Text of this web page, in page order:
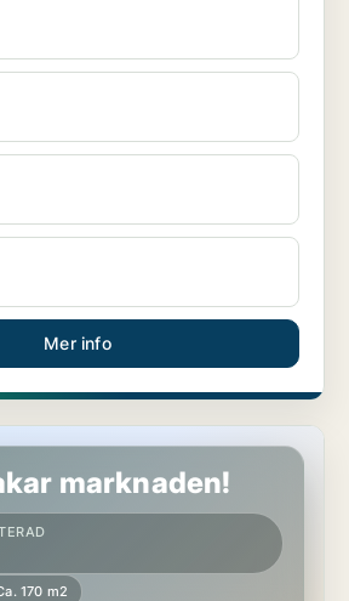
Mer info
Högsbo
marknaden!
170 m2